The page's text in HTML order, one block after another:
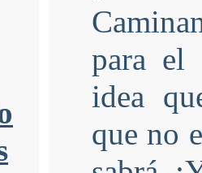
para el
idea
que no